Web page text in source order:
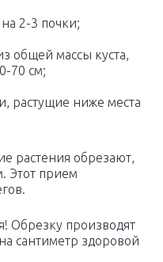
2-3 почки;
общей массы куста,
70 см;
растущие ниже места
растения обрезают,
Этот прием
Обрезку производят
сантиметр здоровой